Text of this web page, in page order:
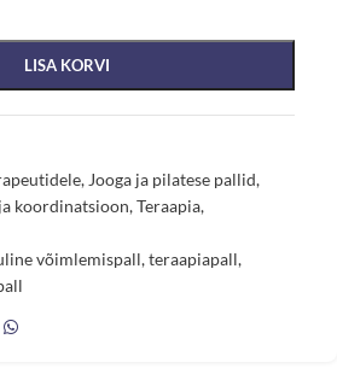
LISA KORVI
, Jooga ja pilatese pallid,
koordinatsioon,Teraapia,
võimlemispall,teraapiapall,